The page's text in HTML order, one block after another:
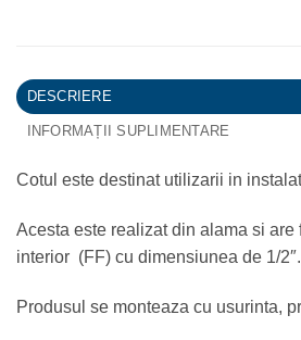
DESCRIERE
INFORMAȚII SUPLIMENTARE
Cotul este destinat utilizarii in
Acesta este realizat din alama si are
interior (FF) cu dimensiunea de 1/2″.
Produsul se monteaza cu usurinta,